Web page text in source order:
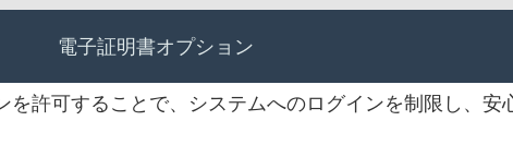
電子証明書オプション
許可することで、システムへのログインを制限し、安